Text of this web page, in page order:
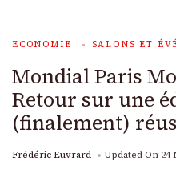
ECONOMIE SALONS ET
Mondial Paris
Retour sur une
(finalement)
Frédéric Euvrard Updated On 24